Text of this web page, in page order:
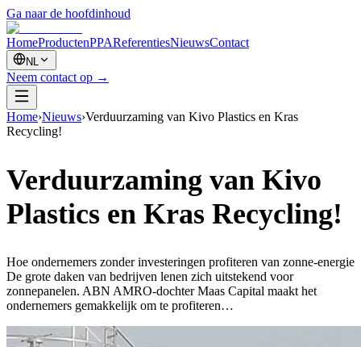
Ga naar de hoofdinhoud
HomeProductenPPAReferentiesNieuwsContact
NL
Neem contact op →
Home›Nieuws›Verduurzaming van Kivo Plastics en Kras
Recycling!
Verduurzaming van Kivo
Plastics en Kras Recycling!
Hoe ondernemers zonder investeringen profiteren van zonne-energie
De grote daken van bedrijven lenen zich uitstekend voor
zonnepanelen. ABN AMRO-dochter Maas Capital maakt het
ondernemers gemakkelijk om te profiteren…